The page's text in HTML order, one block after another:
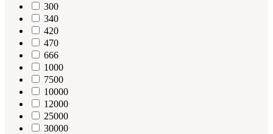
300
340
420
470
666
1000
7500
10000
12000
25000
30000